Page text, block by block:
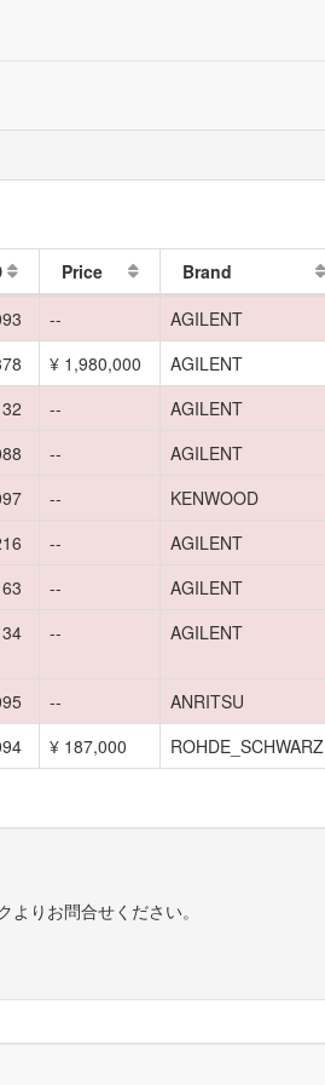
Price Brand
-- AGILENT
¥ 1,980,000 AGILENT
-- AGILENT
-- AGILENT
-- KENWOOD
-- AGILENT
-- AGILENT
-- AGILENT
-- ANRITSU
¥ 187,000 ROHDE_SCHWARZ
りお問合せください。